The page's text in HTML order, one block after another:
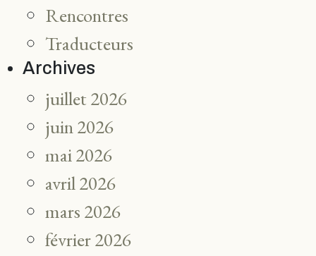
Rencontres
Traducteurs
Archives
juillet 2026
juin 2026
mai 2026
avril 2026
mars 2026
février 2026